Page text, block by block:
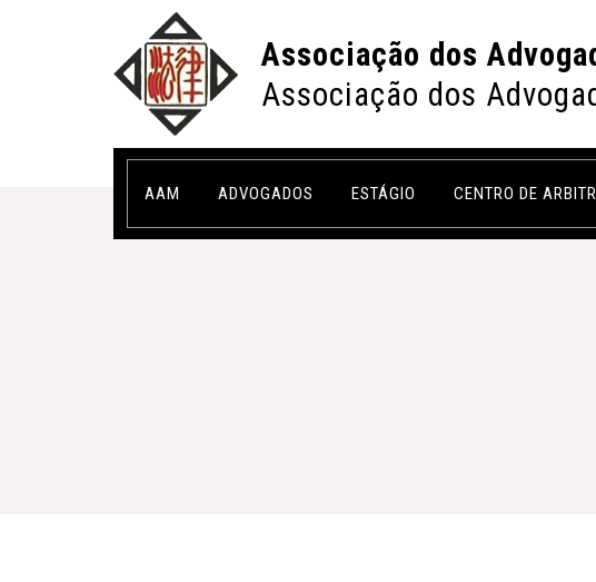
Associação dos
Associação dos
AAM ADVOGADOS ESTÁGIO CENTRO DE